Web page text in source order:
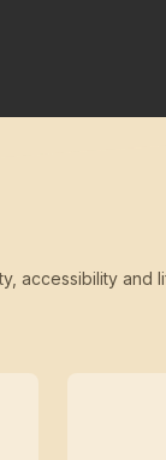
accessibility and